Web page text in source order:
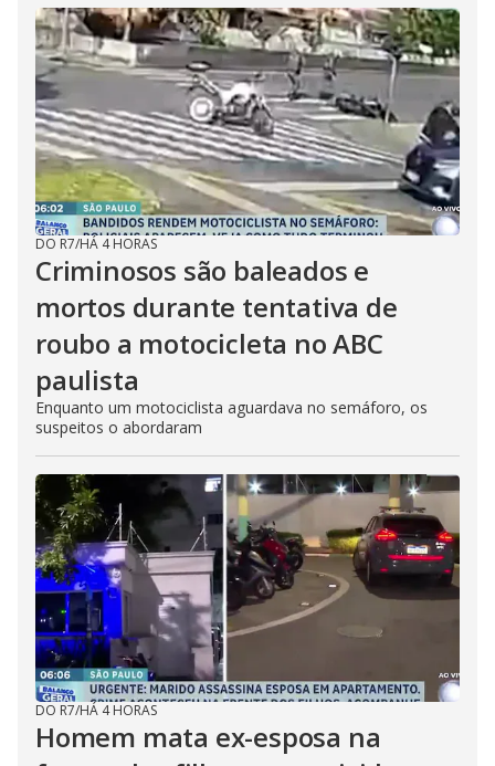
DO R7/HÁ 4 HORAS
Criminosos são baleados e
mortos durante tentativa de
roubo a motocicleta no ABC
paulista
Enquanto um motociclista aguardava no semáforo, os
suspeitos o abordaram
DO R7/HÁ 4 HORAS
Homem mata ex-esposa na